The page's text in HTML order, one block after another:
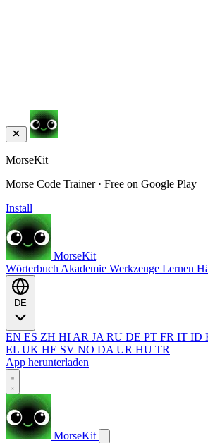
MorseKit
Morse Code Trainer · Free on Google Play
Install
MorseKit
Wörterbuch Akademie Werkzeuge Lernen
EN ES ZH HI AR JA RU DE PT FR IT ID
EL UK HE SV NO DA UR HU TR
App herunterladen
MorseKit